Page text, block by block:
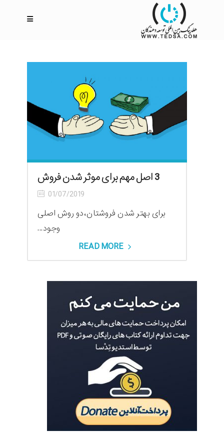
3 اصل مهم برای موثر شدن فروش
01/07/2019
برای بهتر شدن فروشتان،دو روش اصلی
وجود...
READ MORE